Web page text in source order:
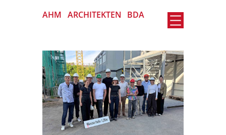
AHM ARCHITEKTEN BDA